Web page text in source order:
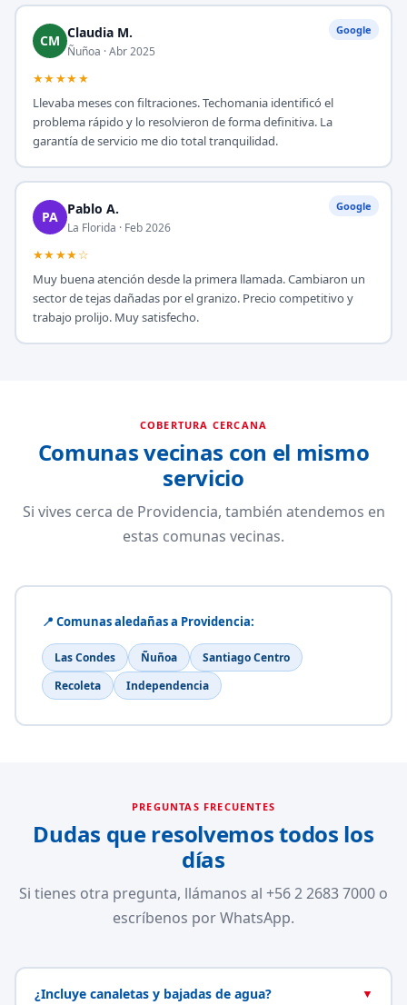
Google
CM Claudia M.
Ñuñoa · Abr 2025
★★★★★
Llevaba meses con filtraciones. Techomania identificó el
problema rápido y lo resolvieron de forma definitiva. La
garantía de servicio me dio total tranquilidad.
Google
PA Pablo A.
La Florida · Feb 2026
★★★★☆
Muy buena atención desde la primera llamada. Cambiaron un
sector de tejas dañadas por el granizo. Precio competitivo y
trabajo prolijo. Muy satisfecho.
COBERTURA CERCANA
Comunas vecinas con el mismo
servicio
Si vives cerca de Providencia, también atendemos en
estas comunas vecinas.
📍 Comunas aledañas a Providencia:
Las Condes Ñuñoa
Santiago Centro
Recoleta
Independencia
PREGUNTAS FRECUENTES
Dudas que resolvemos todos los
días
Si tienes otra pregunta, llámanos al +56 2 2683 7000 o
escríbenos por WhatsApp.
¿Incluye canaletas y bajadas de agua? ▼